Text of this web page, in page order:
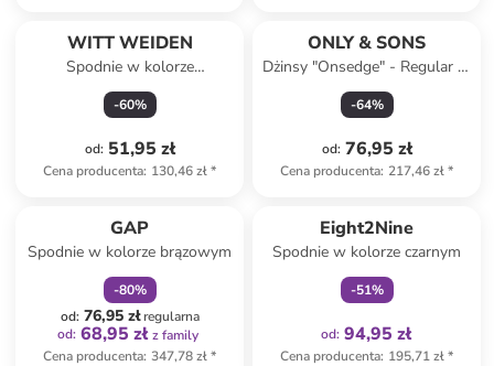
WITT WEIDEN
Spodnie w kolorze
jasnoróżowo-bordowym
-60%
od: 51,95 zł
Cena producenta: 130,46 zł*
ONLY & SONS
Dżinsy "Onsedge" - Regular fit
- w kolorze niebieskim
-64%
od: 76,95 zł
Cena producenta: 217,46 zł*
GAP
Spodnie w kolorze brązowym
-80%
od: 76,95 złregularna
od: 68,95 zł z family
Cena producenta: 347,78 zł*
Eight2Nine
Spodnie w kolorze czarnym
-51%
od: 94,95 zł
Cena producenta: 195,71 zł*